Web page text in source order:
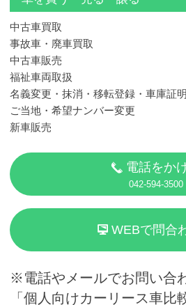
中古車買取
事故車・廃車買取
中古車販売
福祉車両取扱
名義変更・抹消・移転登録・車庫証明
ご当地・希望ナンバー変更
新車販売
電話をか
042-594-3500
WEBで問合
※電話やメールでお問い合
「個人向けカーリース車比